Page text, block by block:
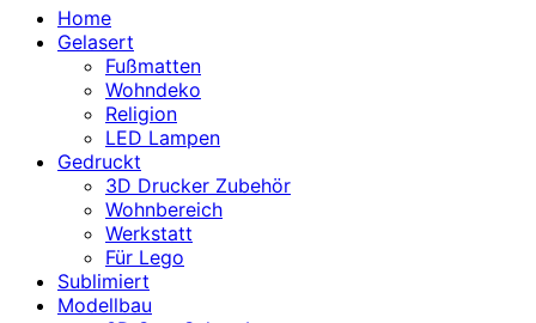
Home
Gelasert
Fußmatten
Wohndeko
Religion
LED Lampen
Gedruckt
3D Drucker Zubehör
Wohnbereich
Werkstatt
Für Lego
Sublimiert
Modellbau